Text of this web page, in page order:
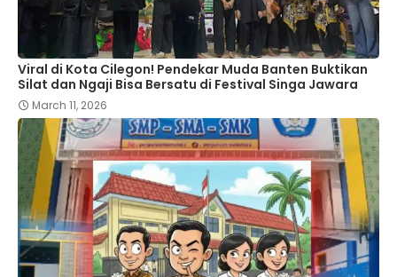
Viral di Kota Cilegon! Pendekar Muda Banten Buktikan
Silat dan Ngaji Bisa Bersatu di Festival Singa Jawara
March 11, 2026